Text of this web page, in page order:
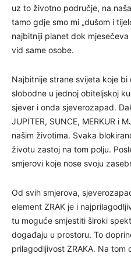
uz to životno područje, na
tamo gdje smo mi „dušom i
najbitniji planet dok
vid same osobe.
Najbitnije strane svijeta koje
slobodne u jednoj obiteljskoj
sjever i onda sjeverozapad.
JUPITER, SUNCE, MERKUR i
našim životima. Svaka
životu zastoj na tom polju.
smjerovi koje nose svoju
Od svih smjerova,
element ZRAK je i
tu moguće smjestiti široki
događaju u prostoru. To
prilagodljivost ZRAKA. Na tom